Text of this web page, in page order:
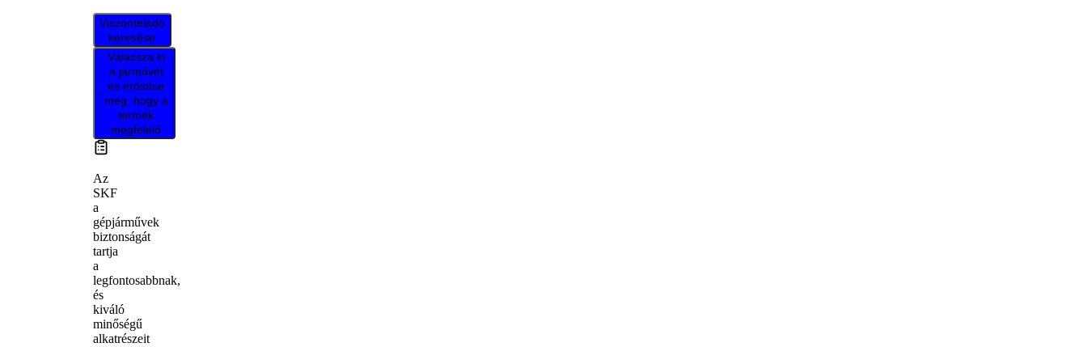
Viszonteladó
keresése
Válassza ki
a járművét
és erősítse
meg, hogy a
termék
megfelelő
Az
SKF
a
gépjárművek
biztonságát
tartja
a
legfontosabbnak,
és
kiváló
minőségű
alkatrészeit